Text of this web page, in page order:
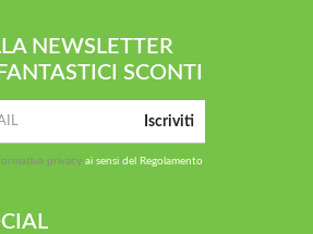
NEWSLETTER
SCONTI
Iscriviti
privacy ai sensi del Regolamento